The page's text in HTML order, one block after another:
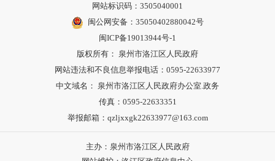
网站标识码：3505040001
闽公网安备：35050402880042号
闽ICP备19013944号-1
版权所有： 泉州市洛江区人民政府
网站违法和不良信息举报电话：0595-22633977
中文域名： 泉州市洛江区人民政府办公室.政务
传真：0595-22633351
举报邮箱：qzljxxgk22633977@163.com
主办：泉州市洛江区人民政府